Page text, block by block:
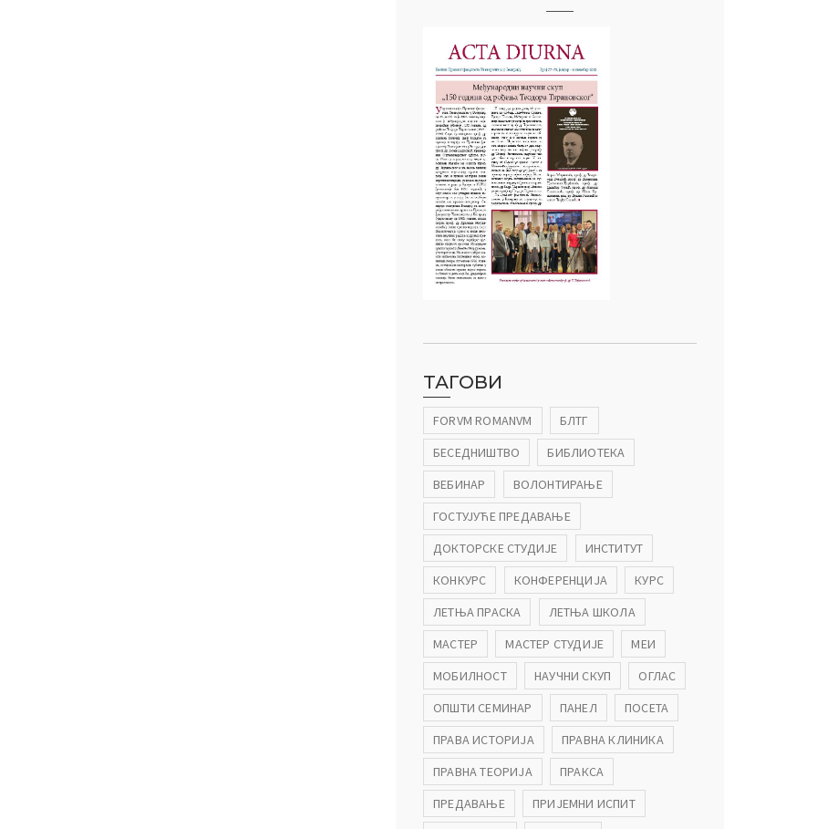
ТАГОВИ
FORVM ROMANVM
БЛТГ
БЕСЕДНИШТВО
БИБЛИОТЕКА
ВЕБИНАР
ВОЛОНТИРАЊЕ
ГОСТУЈУЋЕ ПРЕДАВАЊЕ
ДОКТОРСКЕ СТУДИЈЕ
ИНСТИТУТ
КОНКУРС
КОНФЕРЕНЦИЈА
КУРС
ЛЕТЊА ПРАСКА
ЛЕТЊА ШКОЛА
МАСТЕР
МАСТЕР СТУДИЈЕ
МЕИ
МОБИЛНОСТ
НАУЧНИ СКУП
ОГЛАС
ОПШТИ СЕМИНАР
ПАНЕЛ
ПОСЕТА
ПРАВА ИСТОРИЈА
ПРАВНА КЛИНИКА
ПРАВНА ТЕОРИЈА
ПРАКСА
ПРЕДАВАЊЕ
ПРИЈЕМНИ ИСПИТ